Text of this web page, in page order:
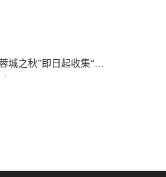
城之秋”即日起收集“记